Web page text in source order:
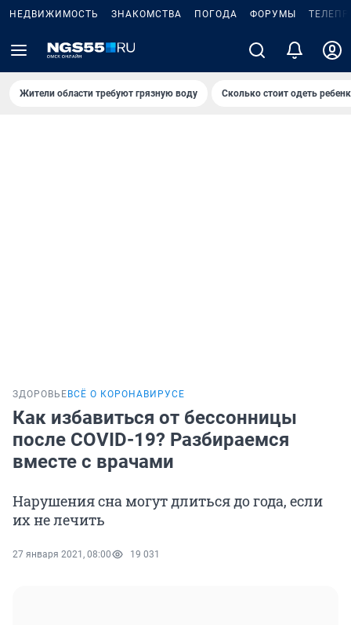
НЕДВИЖИМОСТЬ ЗНАКОМСТВА ПОГОДА ФОРУМЫ
Жители области требуют грязную воду Сколько стоит одеть
ЗДОРОВЬЕ ВСЁ О КОРОНАВИРУСЕ
Как избавиться от бессонницы
после COVID-19? Разбираемся
вместе с врачами
Нарушения сна могут длиться до года, если
их не лечить
27 января 2021, 08:00 19 031